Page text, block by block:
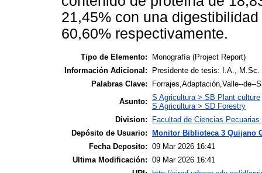
21,45% con una
60,60% respectivamente.
Tipo de Elemento:
Monografía (Project Report)
Información Adicional:
Presidente de tesis: I.A., M.Sc.
Palabras Clave:
Forrajes,Adaptación,Valle--de--
Asunto: S Agricultura > SB Plant culture
S Agricultura > SD Forestry
Division:
Facultad de Ciencias
Depósito de Usuario: Monitor Biblioteca 3 Quijano
Fecha Deposito: 09 Mar 2026 16:41
Ultima Modificación: 09 Mar 2026 16:41